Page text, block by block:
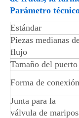
Parámetro
Estándar
Piezas medianas
flujo
Tamaño del puerto
Forma de conexión
Junta para la
válvula de